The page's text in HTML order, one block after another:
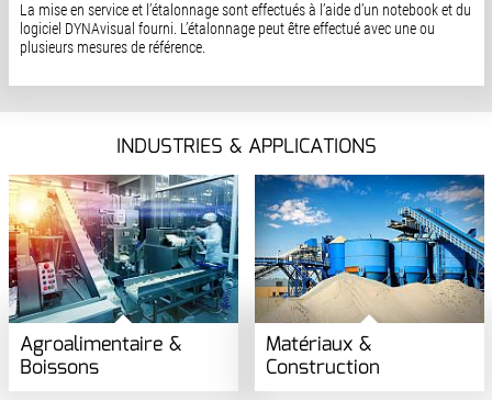
La mise en service et l’étalonnage sont effectués à l’aide d’un notebook et du
logiciel DYNAvisual fourni. L’étalonnage peut être effectué avec une ou
plusieurs mesures de référence.
INDUSTRIES & APPLICATIONS
Agroalimentaire &
Boissons
Matériaux &
Construction